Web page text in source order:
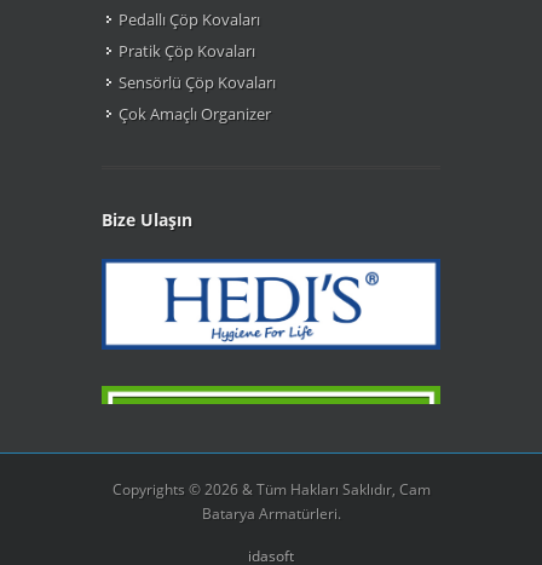
Pedallı Çöp Kovaları
Pratik Çöp Kovaları
Sensörlü Çöp Kovaları
Çok Amaçlı Organizer
Bize Ulaşın
Copyrights © 2026 & Tüm Hakları Saklıdır, Cam
Batarya Armatürleri.
idasoft